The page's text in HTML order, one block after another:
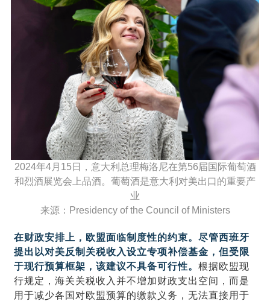
2024年4月15日，意大利总理梅洛尼在第56届国际葡萄酒
和烈酒展览会上品酒。葡萄酒是意大利对美出口的重要产
业
来源：Presidency of the Council of Ministers
在财政安排上，欧盟面临制度性的约束。尽管西班牙
提出以对美反制关税收入设立专项补偿基金， 但受限
于现行预算框架，该建议不具备可行性。 根据欧盟现
行规定，海关关税收入并不增加财政支出空间，而是
用于减少各国对欧盟预算的缴款义务，无法直接用于